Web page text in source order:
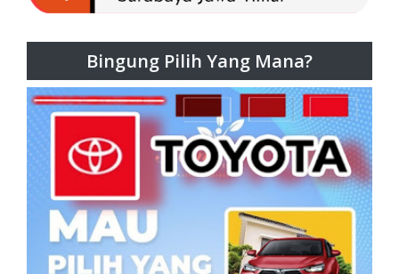
Bingung Pilih Yang Mana?